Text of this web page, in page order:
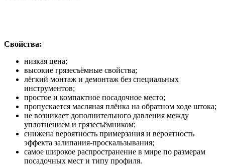
Свойства:
низкая цена;
высокие грязесъёмные свойства;
лёгкий монтаж и демонтаж без специальных
инструментов;
простое и компактное посадочное место;
пропускается масляная плёнка на обратном ходе штока;
не возникает дополнительного давления между
уплотнением и грязесъёмником;
снижена вероятность примерзания и вероятность
эффекта залипания-проскальзывания;
самое широкое распространение в мире по размерам
посадочных мест и типу профиля.